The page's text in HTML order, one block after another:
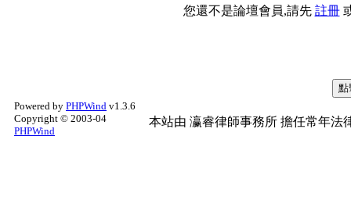
您還不是論壇會員,請先 註冊
Powered by PHPWind v1.3.6
Copyright © 2003-04
PHPWind
本站由 瀛睿律師事務所 擔任常年法